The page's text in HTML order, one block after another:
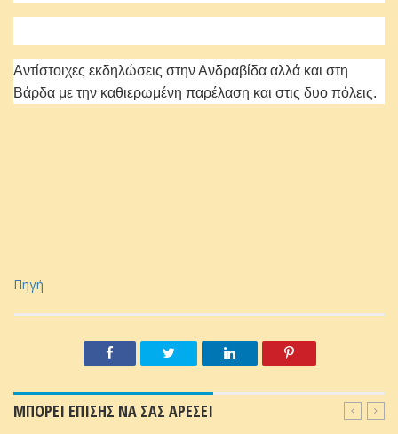
Αντίστοιχες εκδηλώσεις στην Ανδραβίδα αλλά και στη
Βάρδα με την καθιερωμένη παρέλαση και στις δυο πόλεις.
Πηγή
ΜΠΟΡΕΙ ΕΠΙΣΗΣ ΝΑ ΣΑΣ ΑΡΕΣΕΙ